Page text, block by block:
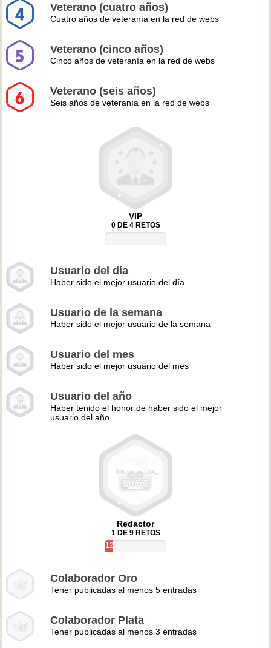
Veterano (cuatro años)
Cuatro años de veteranía en la red de webs
Veterano (cinco años)
Cinco años de veteranía en la red de webs
Veterano (seis años)
Seis años de veteranía en la red de webs
VIP
0 DE 4 RETOS
Usuario del día
Haber sido el mejor usuario del día
Usuario de la semana
Haber sido el mejor usuario de la semana
Usuario del mes
Haber sido el mejor usuario del mes
Usuario del año
Haber tenido el honor de haber sido el mejor
usuario del año
Redactor
1 DE 9 RETOS
12%
Colaborador Oro
Tener publicadas al menos 5 entradas
Colaborador Plata
Tener publicadas al menos 3 entradas